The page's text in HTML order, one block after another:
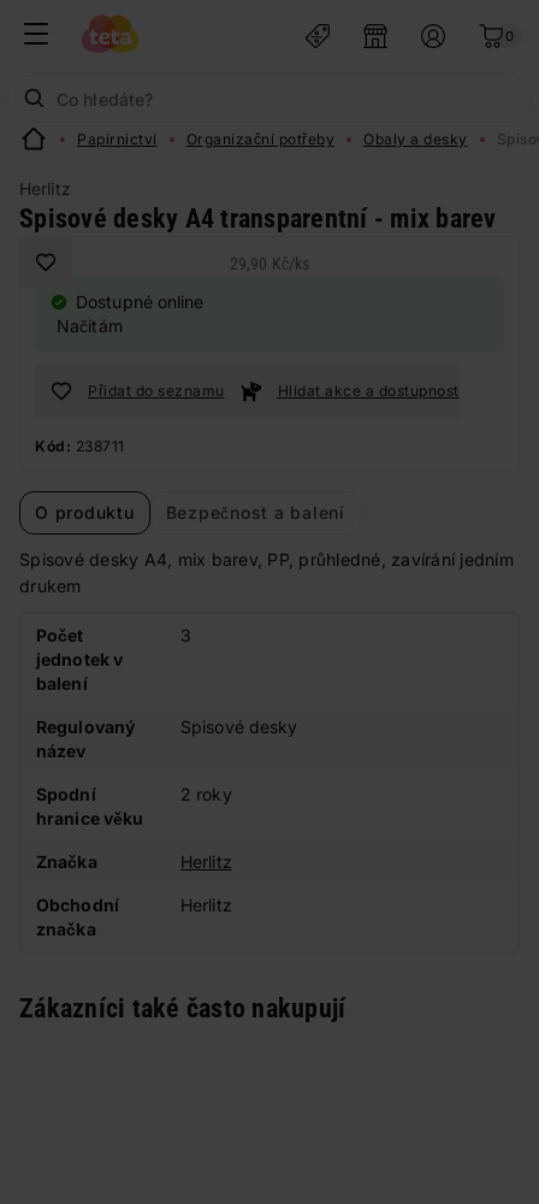
0
Papírnictví Organizační potřeby Obaly a desky
Herlitz
Spisové desky A4 transparentní - mix barev
29,90 Kč/ks
Dostupné online
Načítám
Přidat do seznamu Hlídat akce a dostupnost
Kód: 238711
O produktu Bezpečnost a balení
Spisové desky A4, mix barev, PP, průhledné, zavírání jedním
drukem
Počet
jednotek v
balení
3
Regulovaný
název
Spisové desky
Spodní
hranice věku
2 roky
Značka Herlitz
Obchodní
značka
Herlitz
Zákazníci také často nakupují